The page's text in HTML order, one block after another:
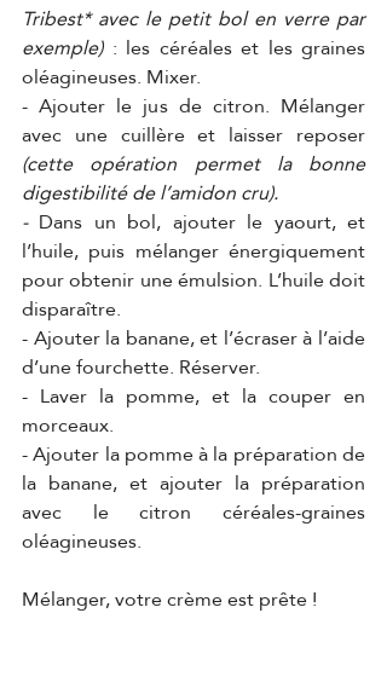
Tribest* avec le petit bol en verre par
exemple) : les céréales et les graines
oléagineuses. Mixer.
- Ajouter le jus de citron. Mélanger
(cette opération permet la bonne
digestibilité de l’amidon cru).
- Dans un bol, ajouter le yaourt, et
l’huile, puis mélanger énergiquement
pour obtenir une émulsion. L’huile doit
disparaître.
- Ajouter la banane, et l’écraser à l’aide
d’une fourchette. Réserver.
- Laver la pomme, et la couper en
morceaux.
- Ajouter la pomme à la préparation de
la banane, et ajouter la préparation
avec le citron céréales-graines
oléagineuses.
Mélanger, votre crème est prête !